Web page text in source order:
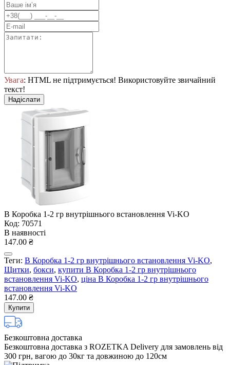
Увага: HTML не підтримується! Використовуйте звичайний
текст!
Надіслати
В Коробка 1-2 гр внутрішнього встановлення Vi-KO
Код: 70571
В наявності
147.00 ₴
Теги: В Коробка 1-2 гр внутрішнього встановлення Vi-KO,
Щитки, бокси, купити В Коробка 1-2 гр внутрішнього
встановлення Vi-KO, ціна В Коробка 1-2 гр внутрішнього
встановлення Vi-KO
147.00 ₴
Купити
Безкоштовна доставка
Безкоштовна доставка з ROZETKA Delivery для замовлень від
300 грн, вагою до 30кг та довжиною до 120см